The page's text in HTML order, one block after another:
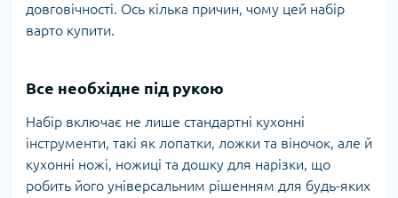
довговічності. Ось кілька причин, чому цей набір
варто купити.
Все необхідне під рукою
Набір включає не лише стандартні кухонні
інструменти, такі як лопатки, ложки та віночок, але й
кухонні ножі, ножиці та дошку для нарізки, що
робить його універсальним рішенням для будь-яких